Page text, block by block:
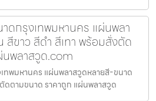
ดกรุงเทพมหานคร แผ่นพลา
สีขาว สีดำ สีเทา พร้อมสั่งตัด
พลาสวูด.com
ทพมหานคร แผ่นพลาสวูดหลายสี-ขนาด
ดตามขนาด ราคาถูก แผ่นพลาสวูด